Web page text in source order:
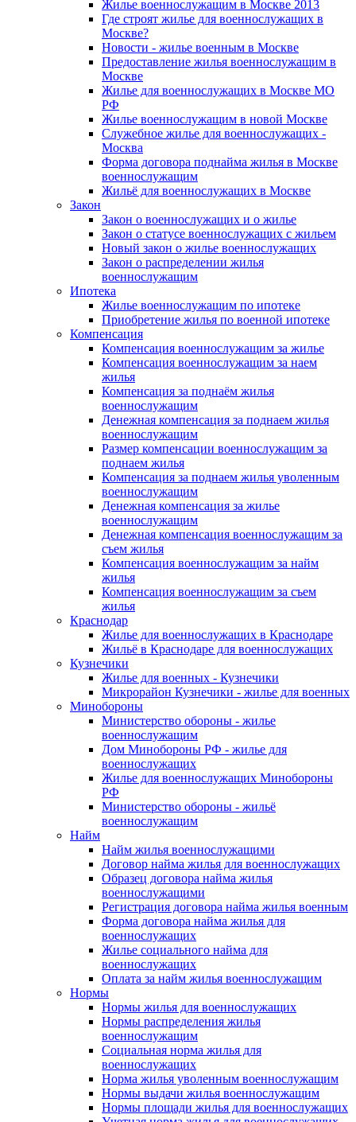
Жилье военнослужащим в Москве 2013
Где строят жилье для военнослужащих в
Москве?
Новости - жилье военным в Москве
Предоставление жилья военнослужащим в
Москве
Жилье для военнослужащих в Москве МО
РФ
Жилье военнослужащим в новой Москве
Служебное жилье для военнослужащих -
Москва
Форма договора поднайма жилья в Москве
военнослужащим
Жильё для военнослужащих в Москве
Закон
Закон о военнослужащих и о жилье
Закон о статусе военнослужащих с жильем
Новый закон о жилье военнослужащих
Закон о распределении жилья
военнослужащим
Ипотека
Жилье военнослужащим по ипотеке
Приобретение жилья по военной ипотеке
Компенсация
Компенсация военнослужащим за жилье
Компенсация военнослужащим за наем
жилья
Компенсация за поднаём жилья
военнослужащим
Денежная компенсация за поднаем жилья
военнослужащим
Размер компенсации военнослужащим за
поднаем жилья
Компенсация за поднаем жилья уволенным
военнослужащим
Денежная компенсация за жилье
военнослужащим
Денежная компенсация военнослужащим за
съем жилья
Компенсация военнослужащим за найм
жилья
Компенсация военнослужащим за съем
жилья
Краснодар
Жилье для военнослужащих в Краснодаре
Жильё в Краснодаре для военнослужащих
Кузнечики
Жилье для военных - Кузнечики
Микрорайон Кузнечики - жилье для военных
Минобороны
Министерство обороны - жилье
военнослужащим
Дом Минобороны РФ - жилье для
военнослужащих
Жилье для военнослужащих Минобороны
РФ
Министерство обороны - жильё
военнослужащим
Найм
Найм жилья военнослужащими
Договор найма жилья для военнослужащих
Образец договора найма жилья
военнослужащими
Регистрация договора найма жилья военным
Форма договора найма жилья для
военнослужащих
Жилье социального найма для
военнослужащих
Оплата за найм жилья военнослужащим
Нормы
Нормы жилья для военнослужащих
Нормы распределения жилья
военнослужащим
Социальная норма жилья для
военнослужащих
Норма жилья уволенным военнослужащим
Нормы выдачи жилья военнослужащим
Нормы площади жилья для военнослужащих